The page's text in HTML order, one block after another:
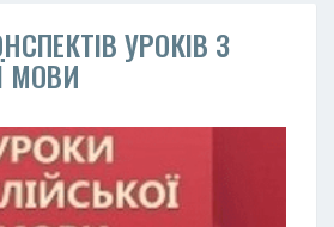
УРОКІВ З
МОВИ